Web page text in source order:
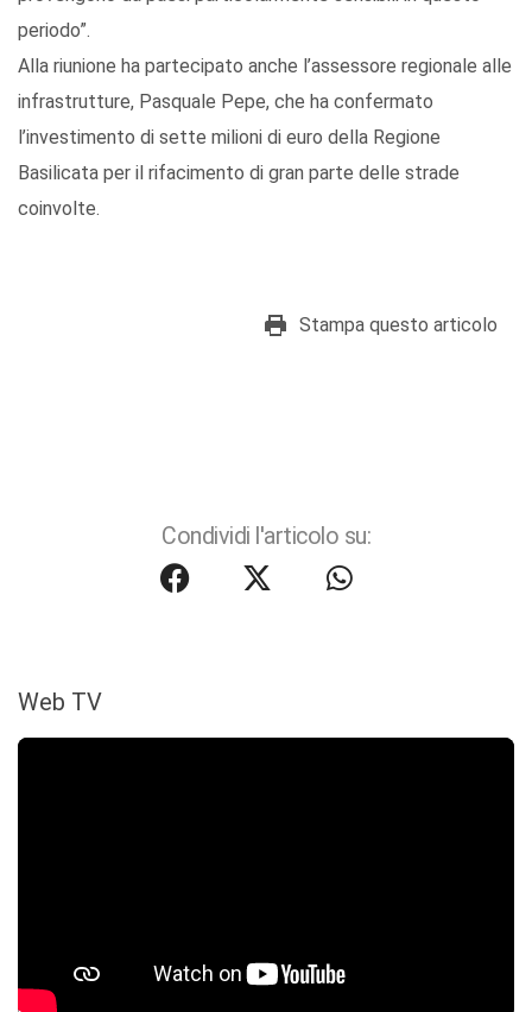
periodo”.
Alla riunione ha partecipato anche l’assessore regionale alle
infrastrutture, Pasquale Pepe, che ha confermato
l’investimento di sette milioni di euro della Regione
Basilicata per il rifacimento di gran parte delle strade
coinvolte.
Stampa questo articolo
Condividi l'articolo su:
Web TV